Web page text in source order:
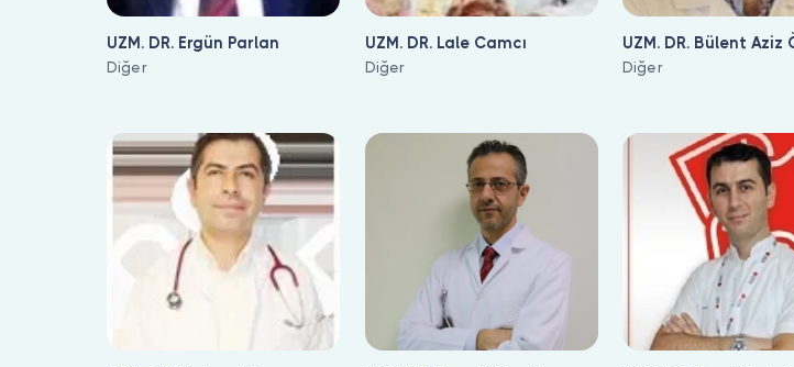
UZM. DR. Ergün Parlan
Diğer
UZM. DR. Lale Camcı
Diğer
UZM. DR. Bülent Aziz
Diğer